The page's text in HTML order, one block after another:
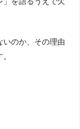
いのか、その理由